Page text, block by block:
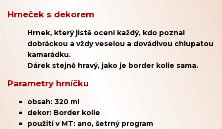
Hrneček s dekorem
Hrnek, který jistě ocení každý, kdo poznal
dobráckou a vždy veselou a dovádivou chlupatou
kamarádku.
Dárek stejně hravý, jako je border kolie sama.
Parametry hrníčku
obsah: 320 ml
dekor: Border kolie
použití v MT: ano, šetrný program